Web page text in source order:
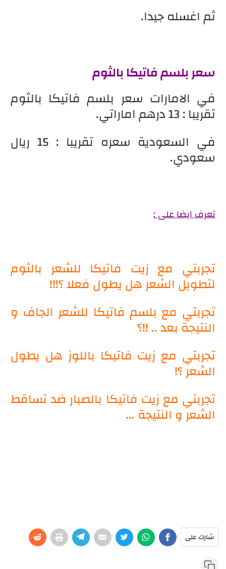
ثم اغسله جيدا.
سعر بلسم فاتيكا بالثوم
في الامارات سعر بلسم فاتيكا بالثوم
تقريبا : 13 درهم اماراتي.
في السعودية سعره تقريبا : 15 ريال
سعودي.
تعرف ايضا على :
تجربتي مع زيت فاتيكا للشعر بالثوم
لتطويل الشعر هل يطول فعلا ؟!!!
تجربتي مع بلسم فاتيكا للشعر الجاف و
النتيجة بعد .. !!؟
تجربتي مع زيت فاتيكا باللوز هل يطول
الشعر ؟!
تجربتي مع زيت فاتيكا بالصبار ضد تساقط
الشعر و النتيجة ...
شارك على